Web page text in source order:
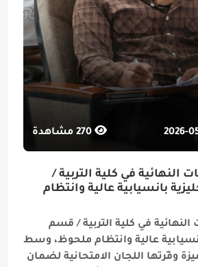
2026-
270 مشاهدة
النهائية في كلية التربية /
بانسيابية عالية وانتظام
النهائية في كلية التربية / قسم
عالية وانتظام ملحوظ، وسط
وفّرتها اللجان الامتحانية لضمان